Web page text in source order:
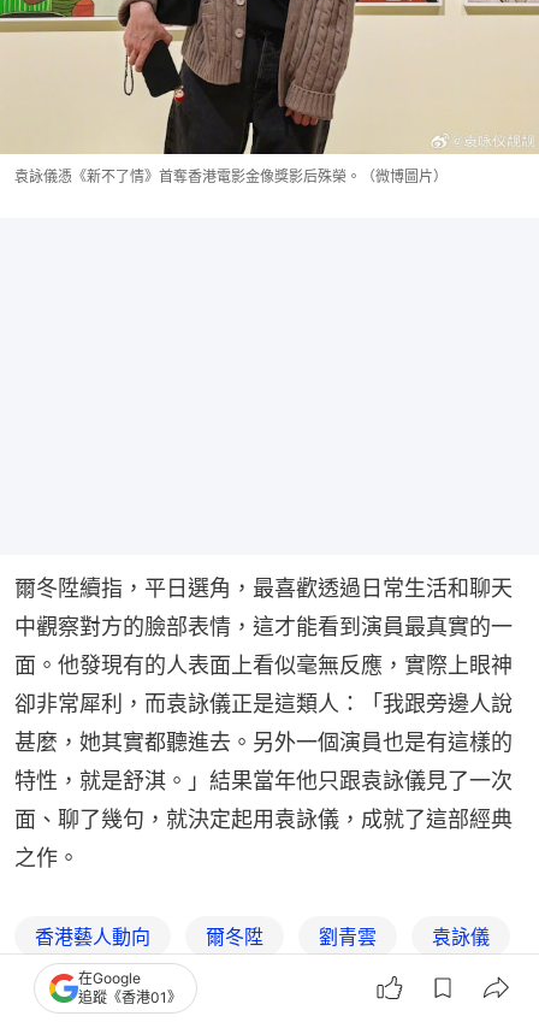
袁詠儀憑《新不了情》首奪香港電影金像獎影后殊榮。（微博圖片）
爾冬陞續指，平日選角，最喜歡透過日常生活和聊天
中觀察對方的臉部表情，這才能看到演員最真實的一
面。他發現有的人表面上看似毫無反應，實際上眼神
卻非常犀利，而袁詠儀正是這類人：「我跟旁邊人說
甚麼，她其實都聽進去。另外一個演員也是有這樣的
特性，就是舒淇。」結果當年他只跟袁詠儀見了一次
面、聊了幾句，就決定起用袁詠儀，成就了這部經典
之作。
香港藝人動向 爾冬陞 劉青雲 袁詠儀
在Google
追蹤《香港01》